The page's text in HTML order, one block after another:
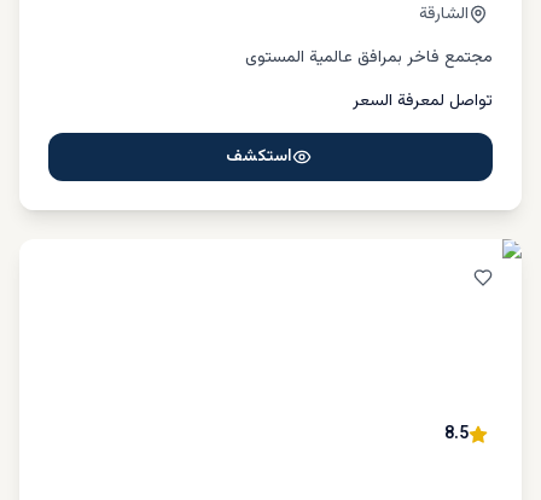
الشارقة
مجتمع فاخر بمرافق عالمية المستوى
تواصل لمعرفة السعر
استكشف
8.5